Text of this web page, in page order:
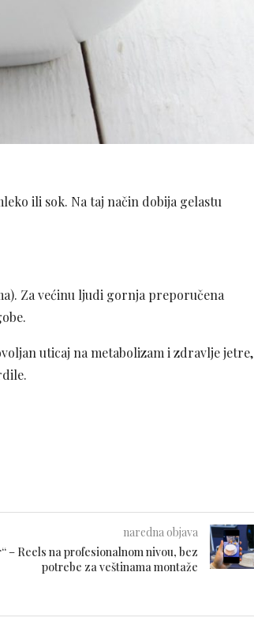
ili sok. Na taj način dobija gelastu
Za većinu ljudi gornja preporučena
uticaj na metabolizam i zdravlje jetre,
naredna objava
– Reels na profesionalnom nivou, bez
potrebe za veštinama montaže